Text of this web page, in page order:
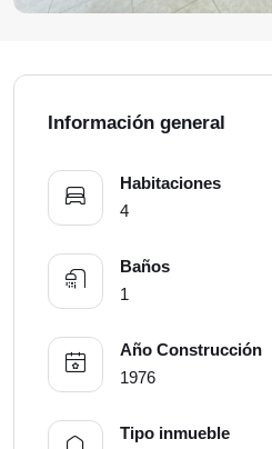
Información general
Habitaciones
4
Baños
1
Año Construcción
1976
Tipo inmueble